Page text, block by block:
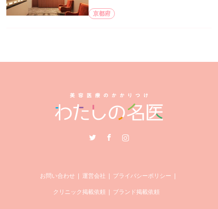
京都府
Instagram
お問い合わせ 運営会社 プライバシーポリシー
クリニック掲載依頼 ブランド掲載依頼